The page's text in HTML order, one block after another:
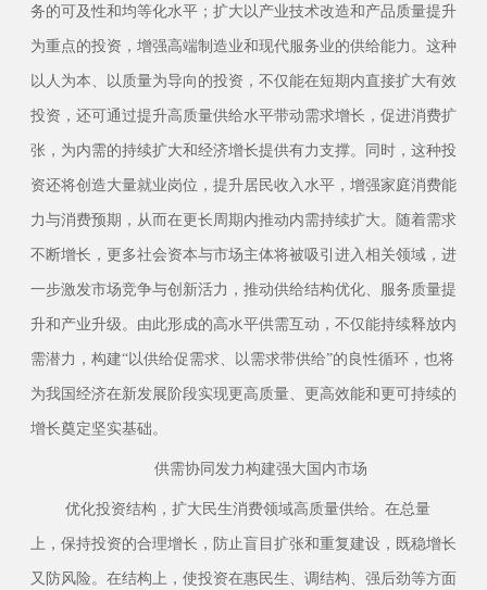
务的可及性和均等化水平；扩大以产业技术改造和产品质量提升
为重点的投资，增强高端制造业和现代服务业的供给能力。这种
以人为本、以质量为导向的投资，不仅能在短期内直接扩大有效
投资，还可通过提升高质量供给水平带动需求增长，促进消费扩
张，为内需的持续扩大和经济增长提供有力支撑。同时，这种投
资还将创造大量就业岗位，提升居民收入水平，增强家庭消费能
力与消费预期，从而在更长周期内推动内需持续扩大。随着需求
不断增长，更多社会资本与市场主体将被吸引进入相关领域，进
一步激发市场竞争与创新活力，推动供给结构优化、服务质量提
升和产业升级。由此形成的高水平供需互动，不仅能持续释放内
需潜力，构建“以供给促需求、以需求带供给”的良性循环，也将
为我国经济在新发展阶段实现更高质量、更高效能和更可持续的
增长奠定坚实基础。
供需协同发力构建强大国内市场
优化投资结构，扩大民生消费领域高质量供给。在总量
上，保持投资的合理增长，防止盲目扩张和重复建设，既稳增长
又防风险。在结构上，使投资在惠民生、调结构、强后劲等方面